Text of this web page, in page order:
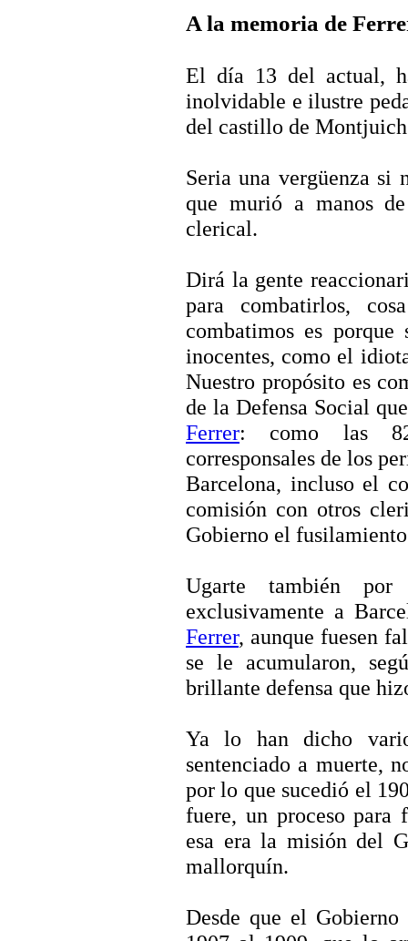
A la memoria de
El día 13 del actual,
inolvidable e ilustre
del castillo de
Seria una vergüenza si
que murió a manos
clerical.
Dirá la gente
para combatirlos,
combatimos es porque
inocentes, como el
Nuestro propósito es
de la Defensa Social
Ferrer: como las 82
corresponsales de los
Barcelona, incluso el
comisión con otros
Gobierno el
Ugarte también
exclusivamente a
Ferrer, aunque fuesen
se le acumularon,
brillante defensa que
Ya lo han dicho
sentenciado a muerte,
por lo que sucedió el
fuere, un proceso para
esa era la misión del
mallorquín.
Desde que el